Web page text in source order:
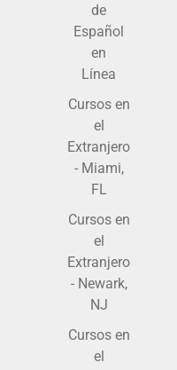
de
Español
en
Línea
Cursos en
el
Extranjero
- Miami,
FL
Cursos en
el
Extranjero
- Newark,
NJ
Cursos en
el